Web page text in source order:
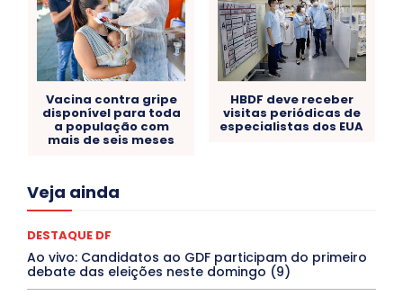
Vacina contra gripe
disponível para toda
a população com
mais de seis meses
HBDF deve receber
visitas periódicas de
especialistas dos EUA
Veja ainda
Acre
Congressuanas & Esplanadumas
Covid-19
Crônicas
CULTURA
Cultura e Tal
DANÇA Dengue
Denuncia
DESTAQUE BRASIL
DESTAQUE DF
DESTAQUE SAÚDE
DESTAQUE DF
Ao vivo: Candidatos ao GDF participam do primeiro
debate das eleições neste domingo (9)